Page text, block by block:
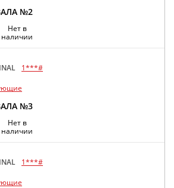
№2
Нет в
наличии
1***#
№3
Нет в
наличии
1***#